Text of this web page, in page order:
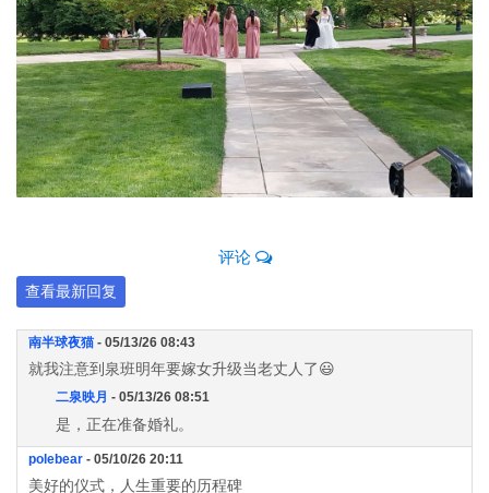
评论
查看最新回复
南半球夜猫 - 05/13/26 08:43
就我注意到泉班明年要嫁女升级当老丈人了😃
二泉映月 - 05/13/26 08:51
是，正在准备婚礼。
polebear - 05/10/26 20:11
美好的仪式，人生重要的历程碑